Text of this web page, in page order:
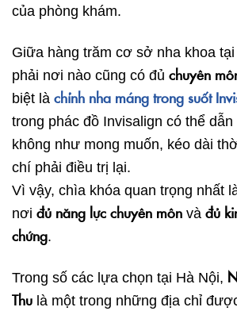
của phòng khám.
Giữa hàng trăm cơ sở nha khoa
phải nơi nào cũng có đủ chuyên
biệt là chỉnh nha máng trong suốt
trong phác đồ Invisalign có thể
không như mong muốn, kéo dài
chí phải điều trị lại.
Vì vậy, chìa khóa quan trọng nhất
nơi đủ năng lực chuyên môn và đủ
chứng.
Trong số các lựa chọn tại Hà Nội,
Thu là một trong những địa chỉ